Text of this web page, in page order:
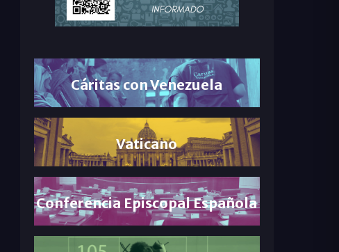
Cáritas con Venezuela
Vaticano
Conferencia Episcopal Española